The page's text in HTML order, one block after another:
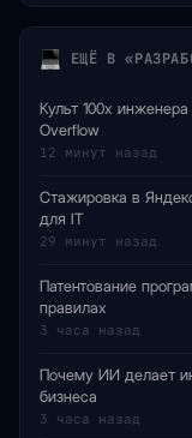
ЕЩЁ В
Культ 100x
Overflow
12 минут назад
Стажировка в
для IT
29 минут назад
Патентование
правилах
3 часа назад
Почему ИИ делает
бизнеса
3 часа назад